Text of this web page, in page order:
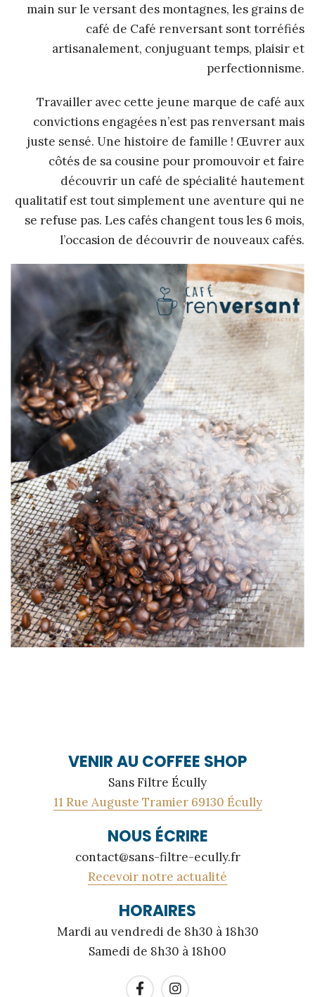
main sur le versant des montagnes, les grains de
café de Café renversant sont torréfiés
artisanalement, conjuguant temps, plaisir et
perfectionnisme.
Travailler avec cette jeune marque de café aux
convictions engagées n’est pas renversant mais
juste sensé. Une histoire de famille ! Œuvrer aux
côtés de sa cousine pour promouvoir et faire
découvrir un café de spécialité hautement
qualitatif est tout simplement une aventure qui ne
se refuse pas. Les cafés changent tous les 6 mois,
l’occasion de découvrir de nouveaux cafés.
VENIR AU COFFEE SHOP
Sans Filtre Écully
11 Rue Auguste Tramier 69130 Écully
NOUS ÉCRIRE
contact@sans-filtre-ecully.fr
Recevoir notre actualité
HORAIRES
Mardi au vendredi de 8h30 à 18h30
Samedi de 8h30 à 18h00